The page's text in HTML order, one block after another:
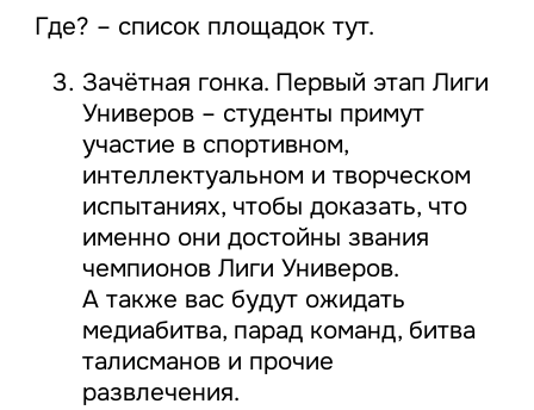
Где? – список площадок тут.
Зачётная гонка. Первый этап Лиги
Универов – студенты примут
участие в спортивном,
интеллектуальном и творческом
испытаниях, чтобы доказать, что
именно они достойны звания
чемпионов Лиги Универов.
А также вас будут ожидать
медиабитва, парад команд, битва
талисманов и прочие
развлечения.